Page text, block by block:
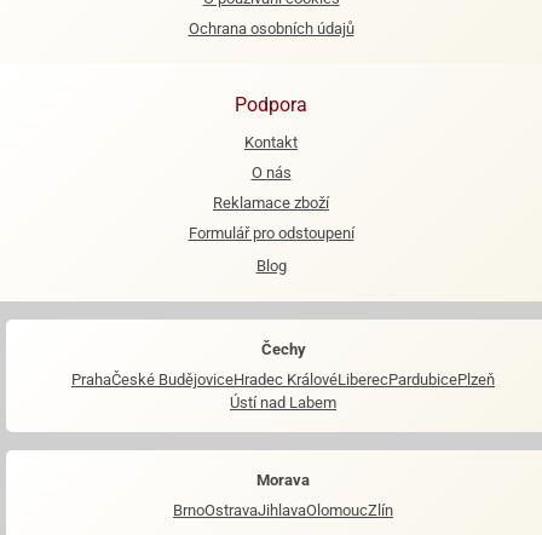
Ochrana osobních údajů
Podpora
Kontakt
O nás
Reklamace zboží
Formulář pro odstoupení
Blog
Čechy
PrahaČeské BudějoviceHradec KrálovéLiberecPardubicePlzeň
Ústí nad Labem
Morava
BrnoOstravaJihlavaOlomoucZlín